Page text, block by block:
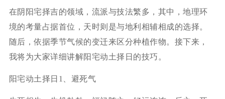
在阴阳宅择吉的领域，流派与技法繁多，其中，地理环
境的考量占据首位，天时则是与地利相辅相成的选择。
随后，依据季节气候的变迁来区分种植作物。接下来，
我将为大家详细讲解阳宅动土择日的技巧。
阳宅动土择日1、避死气